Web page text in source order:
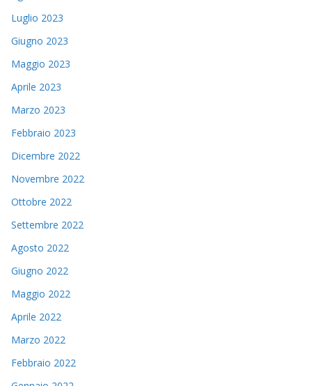
Luglio 2023
Giugno 2023
Maggio 2023
Aprile 2023
Marzo 2023
Febbraio 2023
Dicembre 2022
Novembre 2022
Ottobre 2022
Settembre 2022
Agosto 2022
Giugno 2022
Maggio 2022
Aprile 2022
Marzo 2022
Febbraio 2022